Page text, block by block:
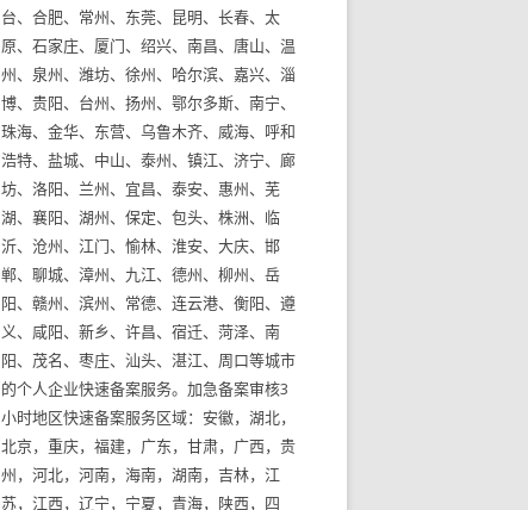
台、合肥、常州、东莞、昆明、长春、太
原、石家庄、厦门、绍兴、南昌、唐山、温
州、泉州、潍坊、徐州、哈尔滨、嘉兴、淄
博、贵阳、台州、扬州、鄂尔多斯、南宁、
珠海、金华、东营、乌鲁木齐、威海、呼和
浩特、盐城、中山、泰州、镇江、济宁、廊
坊、洛阳、兰州、宜昌、泰安、惠州、芜
湖、襄阳、湖州、保定、包头、株洲、临
沂、沧州、江门、愉林、淮安、大庆、邯
郸、聊城、漳州、九江、德州、柳州、岳
阳、赣州、滨州、常德、连云港、衡阳、遵
义、咸阳、新乡、许昌、宿迁、菏泽、南
阳、茂名、枣庄、汕头、湛江、周口等城市
的个人企业快速备案服务。加急备案审核3
小时地区快速备案服务区域：安徽，湖北，
北京，重庆，福建，广东，甘肃，广西，贵
州，河北，河南，海南，湖南，吉林，江
苏，江西，辽宁，宁夏，青海，陕西，四